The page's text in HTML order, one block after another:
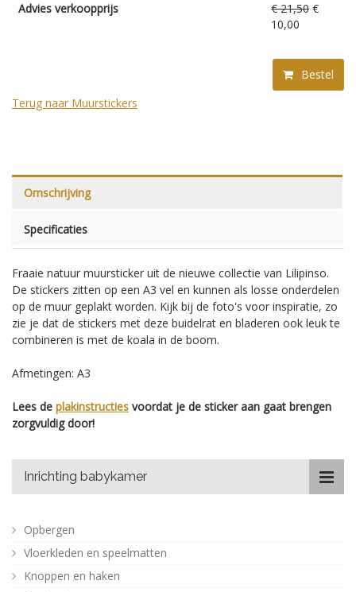
Advies verkoopprijs € 21,50 €
10,00
Bestel
Terug naar Muurstickers
Omschrijving
Specificaties
Fraaie natuur muursticker uit de nieuwe collectie van Lilipinso.
De stickers zitten op een A3 vel en kunnen als losse onderdelen
op de muur geplakt worden. Kijk bij de foto's voor inspiratie, zo
zie je dat de stickers met deze buidelrat en bladeren ook leuk te
combineren is met de koala in de boom.
Afmetingen: A3
Lees de plakinstructies voordat je de sticker aan gaat brengen
zorgvuldig door!
Inrichting babykamer
Opbergen
Vloerkleden en speelmatten
Knoppen en haken